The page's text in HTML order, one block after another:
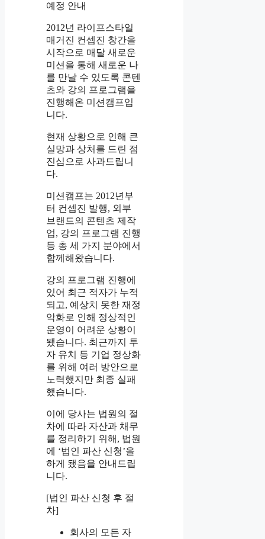
예정 안내
2012년 라이프스타일
매거진 컨셉진 창간을
시작으로 매달 새로운
미션을 통해 새로운 나
를 만날 수 있도록 콘텐
츠와 강의 프로그램을
진행해온 미션캠프입
니다.
현재 상황으로 인해 큰
실망과 상처를 드린 점
진심으로 사과드립니
다.
미션캠프는 2012년부
터 컨셉진 발행, 외부
브랜드의 콘텐츠 제작
업, 강의 프로그램 진행
등 총 세 가지 분야에서
함께해왔습니다.
강의 프로그램 진행에
있어 최근 적자가 누적
되고, 예상치 못한 재정
악화로 인해 정상적인
운영이 어려운 상황이
됐습니다. 최근까지 투
자 유치 등 기업 정상화
를 위해 여러 방안으로
노력했지만 최종 실패
했습니다.
이에 당사는 법원의 절
차에 따라 자산과 채무
를 정리하기 위해, 법원
에 ‘법인 파산 신청’을
하게 됐음을 안내드립
니다.
[법인 파산 신청 후 절
차]
회사의 모든 자